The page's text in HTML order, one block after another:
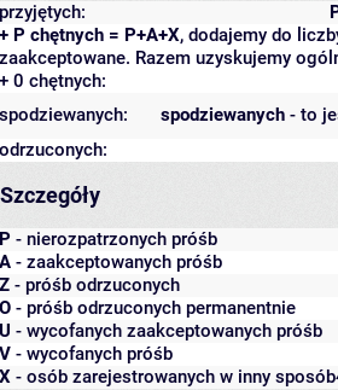
przyjętych:
+ P chętnych = P+A+X, dodajemy do
zaakceptowane. Razem uzyskujemy
+ 0 chętnych:
spodziewanych - to
spodziewanych:
odrzuconych:
Szczegóły
P - nierozpatrzonych próśb
A - zaakceptowanych próśb
Z - próśb odrzuconych
O - próśb odrzuconych permanentnie
U - wycofanych zaakceptowanych próśb
V - wycofanych próśb
X - osób zarejestrowanych w inny sposób